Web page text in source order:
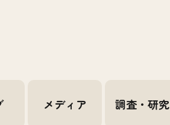
メディア 調査・研究